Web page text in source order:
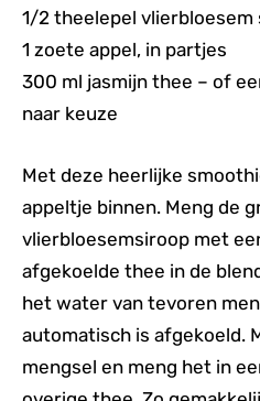
1/2 theelepel vlierbloesem
1 zoete appel, in partjes
300 ml jasmijn thee – of
naar keuze
Met deze heerlijke
appeltje binnen. Meng de
vlierbloesemsiroop met
afgekoelde thee in de
het water van tevoren
automatisch is afgekoeld.
mengsel en meng het in